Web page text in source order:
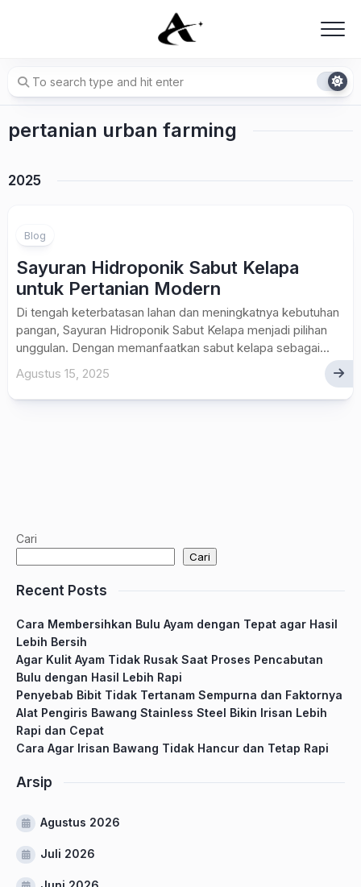
pertanian urban farming
2025
Blog
Sayuran Hidroponik Sabut Kelapa
untuk Pertanian Modern
Di tengah keterbatasan lahan dan meningkatnya kebutuhan
pangan, Sayuran Hidroponik Sabut Kelapa menjadi pilihan
unggulan. Dengan memanfaatkan sabut kelapa sebagai...
Agustus 15, 2025
Cari
Cari
Recent Posts
Cara Membersihkan Bulu Ayam dengan Tepat agar Hasil
Lebih Bersih
Agar Kulit Ayam Tidak Rusak Saat Proses Pencabutan
Bulu dengan Hasil Lebih Rapi
Penyebab Bibit Tidak Tertanam Sempurna dan Faktornya
Alat Pengiris Bawang Stainless Steel Bikin Irisan Lebih
Rapi dan Cepat
Cara Agar Irisan Bawang Tidak Hancur dan Tetap Rapi
Arsip
Agustus 2026
Juli 2026